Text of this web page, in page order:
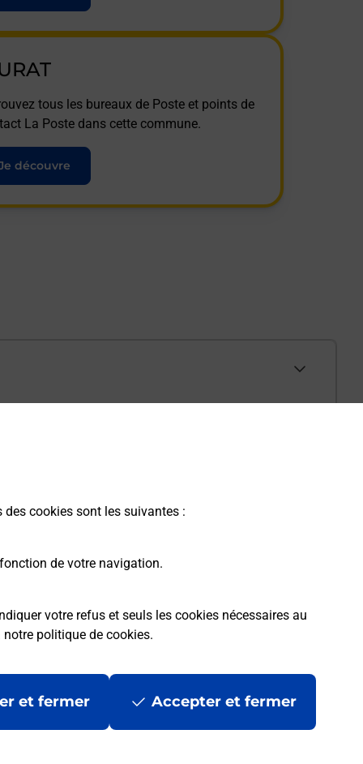
cookies sont les suivantes :
de votre navigation.
votre refus et seuls les cookies nécessaires au
notre politique de cookies.
et fermer Accepter et fermer
tous les bureaux de Poste et points de
La Poste dans cette commune.
découvre